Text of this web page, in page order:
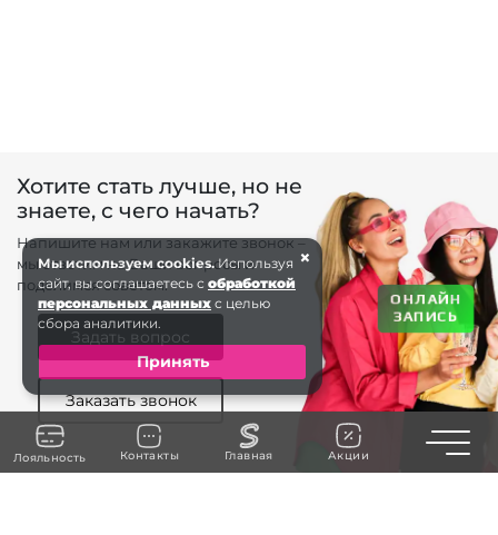
Лояльность Контакты Главная Акции
Хотите стать лучше, но не
знаете, с чего начать?
Напишите нам или закажите звонок –
мы ответим на Ваши вопросы и
поделимся советом.
Задать вопрос
Заказать звонок
×
Мы используем cookies.Используя
сайт, вы соглашаетесь с обработкой
персональных данных с целью
сбора аналитики.
Принять
ОНЛАЙН
ЗАПИСЬ